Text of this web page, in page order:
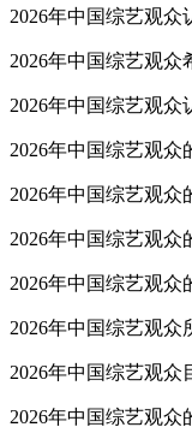
2026年中国综艺观
2026年中国综艺观
2026年中国综艺观
2026年中国综艺观众
2026年中国综艺观众
2026年中国综艺观众
2026年中国综艺观众
2026年中国综艺观众
2026年中国综艺观众
2026年中国综艺观众